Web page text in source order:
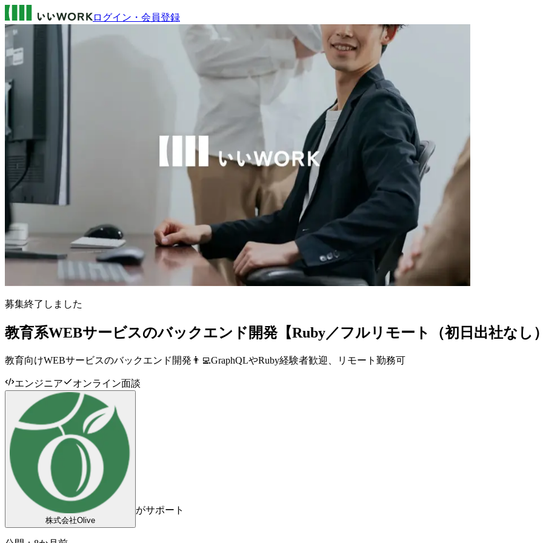
ログイン・会員登録
募集終了しました
教育系WEBサービスのバックエンド開発【Ruby／フルリモート（初日出社なし
教育向けWEBサービスのバックエンド開発👨‍💻GraphQLやRuby経験者歓迎、リモート勤務可
エンジニア オンライン面談
株式会社Olive
がサポート